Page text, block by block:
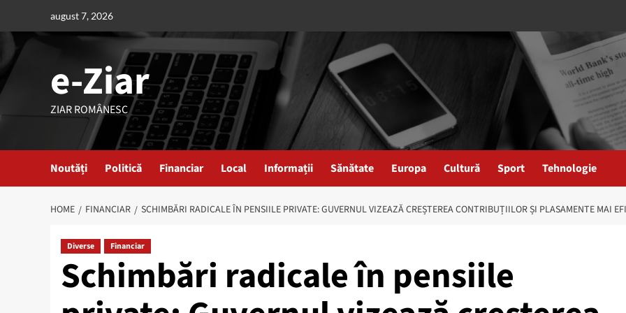
content
august 7, 2026
e-Ziar
ZIAR ROMÂNESC
Noutăți Politică Financiar Local Informații Sănătate Europa Cultură Sport Tehnologie
HOME FINANCIAR SCHIMBĂRI RADICALE ÎN PENSIILE PRIVATE: GUVERNUL VIZEAZĂ CREȘTEREA CONTRIBUȚIILOR ȘI PLASAMENTE MAI
Diverse Financiar
Schimbări radicale în pensiile